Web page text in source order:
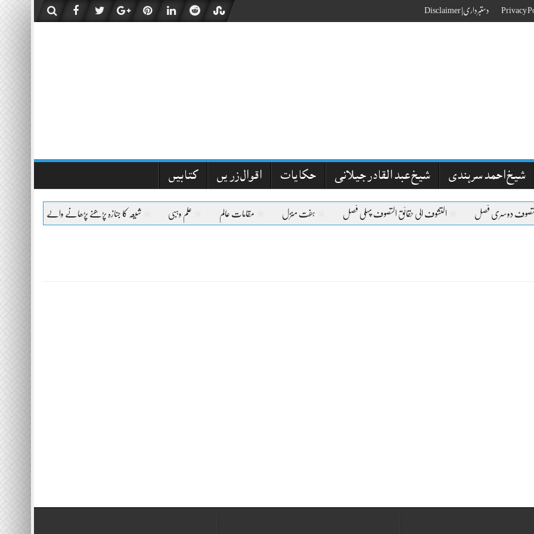
دستبرداری| Disclaimer
شیخ احمد سرہندی شیخ عبد القادر جیلانی حکایات اقوال زریں کتابیں
دوسری فصل التشوف الی حقائق التصوف پہلی فصل ہفت منزل مقامات عالم علم وہبی شیعہ کا جنازہ پڑھنے پڑھانے والےکیلئے اعلیٰحضرت کا